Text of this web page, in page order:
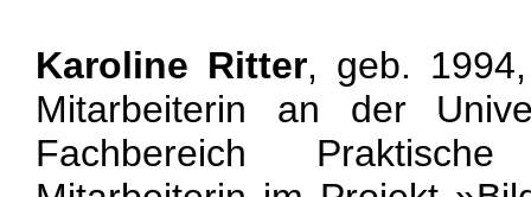
Karoline Ritter, geb.
Mitarbeiterin an der
Fachbereich